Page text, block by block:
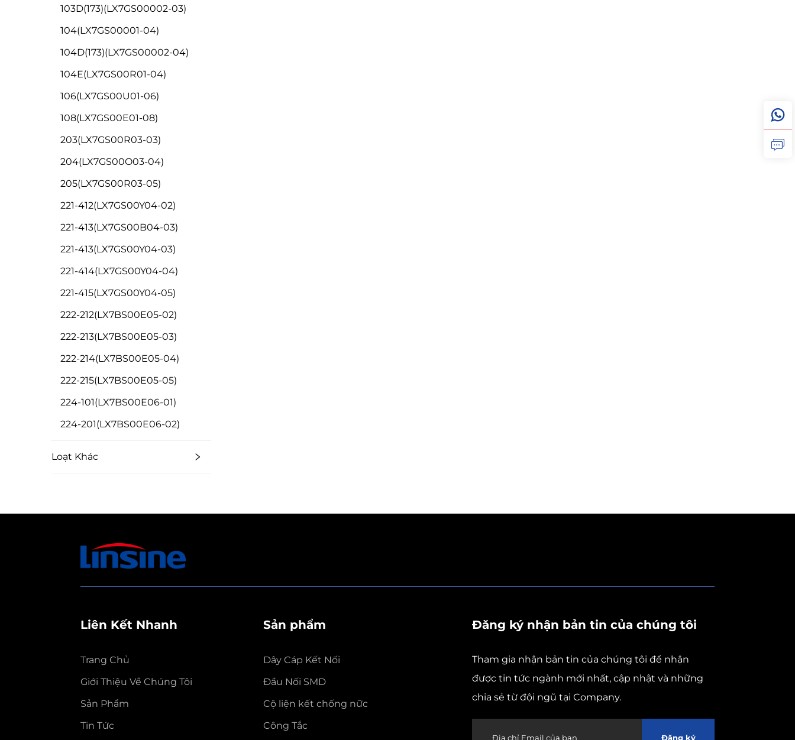
103D(173)(LX7GS00002-03)
104(LX7GS00001-04)
104D(173)(LX7GS00002-04)
104E(LX7GS00R01-04)
106(LX7GS00U01-06)
108(LX7GS00E01-08)
203(LX7GS00R03-03)
204(LX7GS00O03-04)
205(LX7GS00R03-05)
221-412(LX7GS00Y04-02)
221-413(LX7GS00B04-03)
221-413(LX7GS00Y04-03)
221-414(LX7GS00Y04-04)
221-415(LX7GS00Y04-05)
222-212(LX7BS00E05-02)
222-213(LX7BS00E05-03)
222-214(LX7BS00E05-04)
222-215(LX7BS00E05-05)
224-101(LX7BS00E06-01)
224-201(LX7BS00E06-02)
Loạt Khác
Liên Kết Nhanh
Trang Chủ
Giới Thiệu Về Chúng Tôi
Sản Phẩm
Tin Tức
Sản phẩm
Dây Cáp Kết Nối
Đầu Nối SMD
Cộ liện kết chống nữc
Công Tắc
Đăng ký nhận bản tin của chúng tôi
Tham gia nhận bản tin của chúng tôi để nhận
được tin tức ngành mới nhất, cập nhật và những
chia sẻ từ đội ngũ tại Company.
Đăng ký